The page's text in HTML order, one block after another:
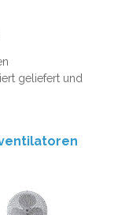
geliefert und